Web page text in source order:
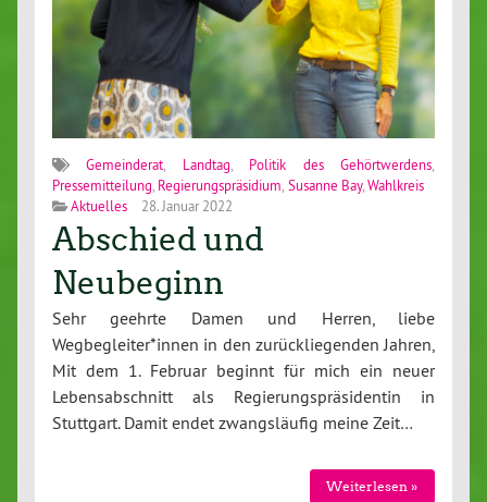
Gemeinderat, Landtag, Politik des Gehörtwerdens,
Pressemitteilung, Regierungspräsidium, Susanne Bay,Wahlkreis
Aktuelles
28. Januar 2022
Abschied und
Neubeginn
Sehr geehrte Damen und Herren, liebe
Wegbegleiter*innen in den zurückliegenden Jahren,
Mit dem 1. Februar beginnt für mich ein neuer
Lebensabschnitt als Regierungspräsidentin in
Stuttgart. Damit endet zwangsläufig meine Zeit…
Weiterlesen »